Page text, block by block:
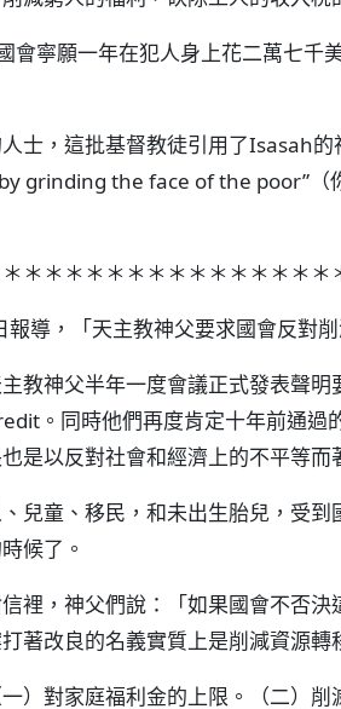
會寧願一年在犯人身上花二萬七千
士，這批基督教徒引用了Isasah
grinding the face of the poor”（
＊＊＊＊＊＊＊＊＊＊＊＊＊＊
報導，「天主教神父要求國會反對
教神父半年一度會議正式發表聲
。同時他們再度肯定十年前通過
是以反對社會和經濟上的不平等而
兒童、移民，和未出生胎兒，受
候了。
裡，神父們說：「如果國會不否
著改良的名義實質上是削減資源轉
）對家庭福利金的上限。（二）